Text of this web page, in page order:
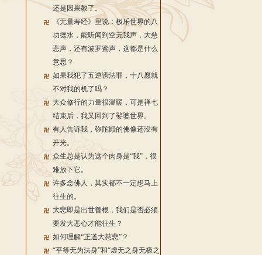
还是因果教了。
《无量寿经》里说：极乐世界的八
功德水，能听闻到空无我声，大慈
悲声，还有波罗蜜声，这都是什么
意思？
如果我犯了五逆谤法罪，十八愿就
不对我的机了吗？
大众修行的力量很温暖，可是禅七
结束后，我又回到了娑婆世界。
有人告诉我，弥陀殿的佛像还没有
开光。
众生总是认为这个肉身是“我”，很
难放下它。
许多念佛人，其实都不一定想马上
往生的。
大悲即是出世善根，我们是否必须
要发大悲心才能往生？
如何理解“正道大慈悲”？
“平等无为法身”和“虚无之身无极之